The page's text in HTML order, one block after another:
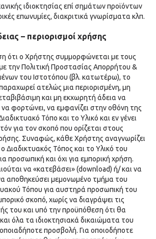
ιδιοκτησίας επί σημάτων προϊόντων
επωνυμίες, διακριτικά γνωρίσματα κλπ.
– περιορισμοί χρήσης
ότι ο Χρήστης συμμορφώνεται με τους
την Πολιτική Προστασίας Απορρήτου &
του Ιστοτόπου (βλ. κατωτέρω), το
ατελώς μια περιορισμένη, μη
και μη εκχωρητή άδεια να
φορτώνει, να εμφανίζει στην οθόνη της
Τόπο και το Υλικό και εν γένει
για τον σκοπό που ορίζεται στους
Συναφώς, κάθε Χρήστης αναγνωρίζει
Διαδικτυακός Τόπος και το Υλικό του
προσωπική και όχι για εμπορική χρήση.
να «κατεβάσει» (download) ή/ και να
αποθηκεύσει μεμονωμένο τμήμα του
Τόπου για αυστηρά προσωπική του
σκοπό, χωρίς να διαγράψει τις
του και υπό την προϋπόθεση ότι θα
όλα τα ιδιοκτησιακά δικαιώματα του
προσβολή. Για οποιοδήποτε